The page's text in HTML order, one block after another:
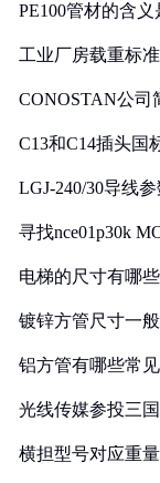
PE100管材的含义
工业厂房载重标
CONOSTAN公司
C13和C14插头国
LGJ-240/30导线
寻找nce01p30k
电梯的尺寸有哪
镀锌方管尺寸一
铝方管有哪些常
光线传媒参投三
横担型号对应重量